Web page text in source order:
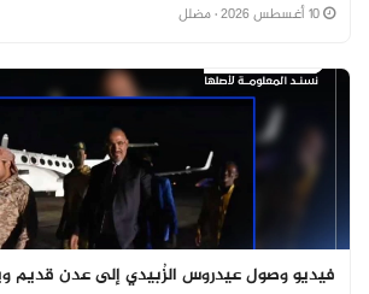
· مضلل
فيديو وصول عيدروس الزُبيدي إلى عدن قديم